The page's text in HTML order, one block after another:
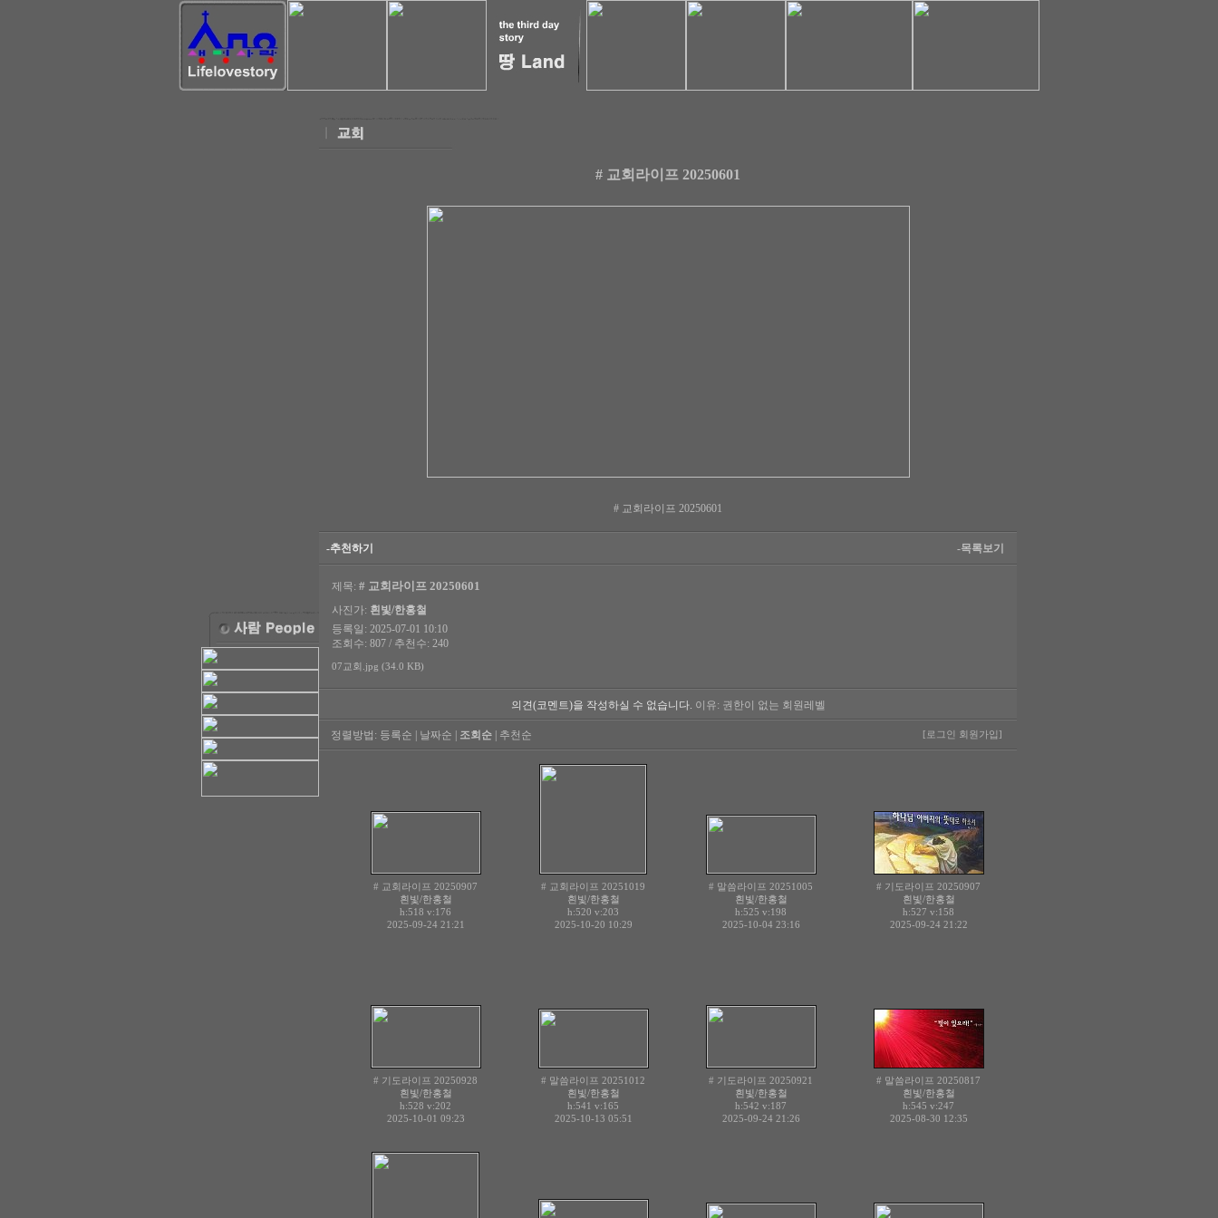
# 교회라이프 20250601
# 교회라이프 20250601
-추천하기 -목록보기
제목: # 교회라이프 20250601
사진가: 흰빛/한홍철
등록일: 2025-07-01 10:10
조회수: 807 / 추천수: 240
07교회.jpg (34.0 KB)
의견(코멘트)을 작성하실 수 없습니다. 이유: 권한이 없는 회원레벨
정렬방법: 등록순 날짜순 조회순 추천순 [로그인 회원가입]
# 교회라이프 20250907
흰빛/한홍철
h:518 v:176
2025-09-24 21:21
# 교회라이프 20251019
흰빛/한홍철
h:520 v:203
2025-10-20 10:29
# 말씀라이프 20251005
흰빛/한홍철
h:525 v:198
2025-10-04 23:16
# 기도라이프 20250907
흰빛/한홍철
h:527 v:158
2025-09-24 21:22
# 기도라이프 20250928
흰빛/한홍철
h:528 v:202
2025-10-01 09:23
# 말씀라이프 20251012
흰빛/한홍철
h:541 v:165
2025-10-13 05:51
# 기도라이프 20250921
흰빛/한홍철
h:542 v:187
2025-09-24 21:26
# 말씀라이프 20250817
흰빛/한홍철
h:545 v:247
2025-08-30 12:35